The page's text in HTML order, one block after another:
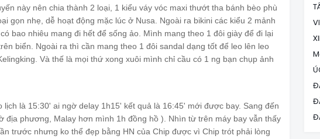
này nên chia thành 2 loại, 1 kiểu váy vóc maxi thướt tha bánh bèo phù
gọn nhẹ, dễ hoạt động mặc lúc ở Nusa. Ngoài ra bikini các kiểu 2 mảnh
bao nhiêu mang đi hết để sống ảo. Mình mang theo 1 đôi giày để đi lại
biển. Ngoài ra thì cần mang theo 1 đôi sandal dạng tốt để leo lên leo
Và thế là mọi thứ xong xuôi mình chỉ cầu có 1 ng bạn chụp ảnh
lịch là 15:30' ai ngờ delay 1h15' kết quả là 16:45' mới được bay. Sang đến
địa phương, Malay hơn mình 1h đồng hồ ). Nhìn từ trên máy bay vẫn thấy
trước nhưng ko thể đẹp bằng HN của Chip được vì Chip trót phải lòng